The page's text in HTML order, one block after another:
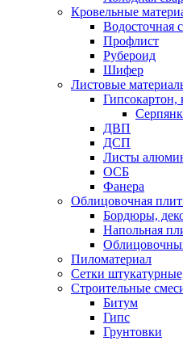
Кровельные
Водосточная
Профлист
Рубероид
Шифер
Листовые
ДВП
ДСП
Листы
ОСБ
Фанера
Облицовочная
Бордюры,
Напольная
Пиломатериал
Сетки
Строительные
Битум
Гипс
Грунтовки